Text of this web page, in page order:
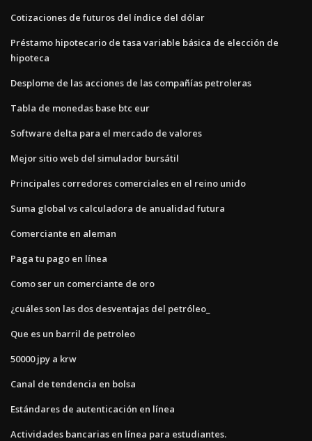
Cotizaciones de futuros del índice del dólar
Préstamo hipotecario de tasa variable básica de elección de
hipoteca
Desplome de las acciones de las compañías petroleras
Tabla de monedas base btc eur
Software delta para el mercado de valores
Mejor sitio web del simulador bursátil
Principales corredores comerciales en el reino unido
Suma global vs calculadora de anualidad futura
Comerciante en aleman
Paga tu pago en línea
Como ser un comerciante de oro
¿cuáles son las dos desventajas del petróleo_
Que es un barril de petroleo
50000 jpy a krw
Canal de tendencia en bolsa
Estándares de autenticación en línea
Actividades bancarias en línea para estudiantes.